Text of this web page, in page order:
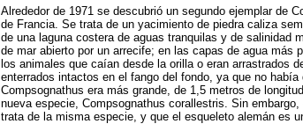
Alrededor de 1971 se descubrió un segundo ejemplar de
de Francia. Se trata de un yacimiento de piedra caliza
de una laguna costera de aguas tranquilas y de salinidad
de mar abierto por un arrecife; en las capas de agua más
los animales que caían desde la orilla o eran arrastrados
enterrados intactos en el fango del fondo, ya que no
Compsognathus era más grande, de 1,5 metros de
nueva especie, Compsognathus corallestris. Sin
trata de la misma especie, y que el esqueleto alemán es